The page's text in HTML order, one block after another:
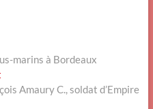
marins à Bordeaux
post:Amaury C., soldat d’Empire